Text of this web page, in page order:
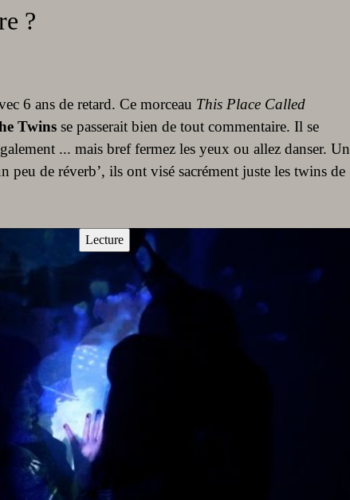
?
6 ans de retard. Ce morceau This Place Called
Twins se passerait bien de tout commentaire. Il se
... mais bref fermez les yeux ou allez danser. Un
peu de réverb’, ils ont visé sacrément juste les twins de
Lecture